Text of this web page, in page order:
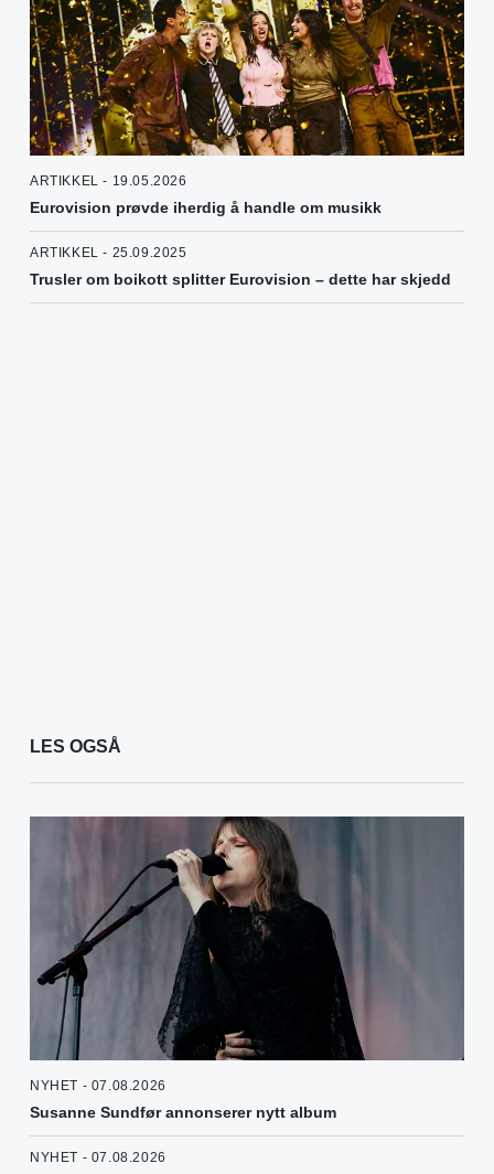
ARTIKKEL - 19.05.2026
Eurovision prøvde iherdig å handle om musikk
ARTIKKEL - 25.09.2025
Trusler om boikott splitter Eurovision – dette har skjedd
LES OGSÅ
NYHET - 07.08.2026
Susanne Sundfør annonserer nytt album
NYHET - 07.08.2026